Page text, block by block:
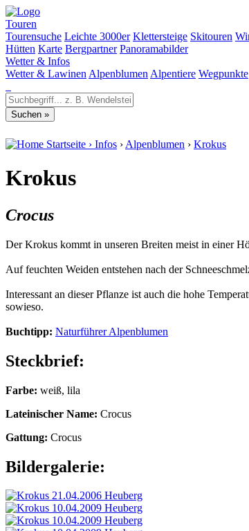
Touren
Tourensuche Leichte 3000er Klettersteige Skitouren
Hütten Karte Bergpartner Panoramabilder
Wetter & Infos
Wetter & Lawinen Alpenblumen Alpentiere Wegpunkte
Startseite › Infos › Alpenblumen › Krokus
Krokus
Crocus
Der Krokus kommt in unseren Breiten meist in einer
Auf feuchten Weiden entstehen nach der
Interessant an dieser Pflanze ist auch die hohe
sowieso.
Buchtipp: Naturführer Alpenblumen
Steckbrief:
Farbe: weiß, lila
Lateinischer Name: Crocus
Gattung: Crocus
Bildergalerie: